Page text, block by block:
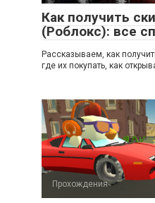
Как получить
(Роблокс): все
Рассказываем, как
где их покупать, как
Прохождения